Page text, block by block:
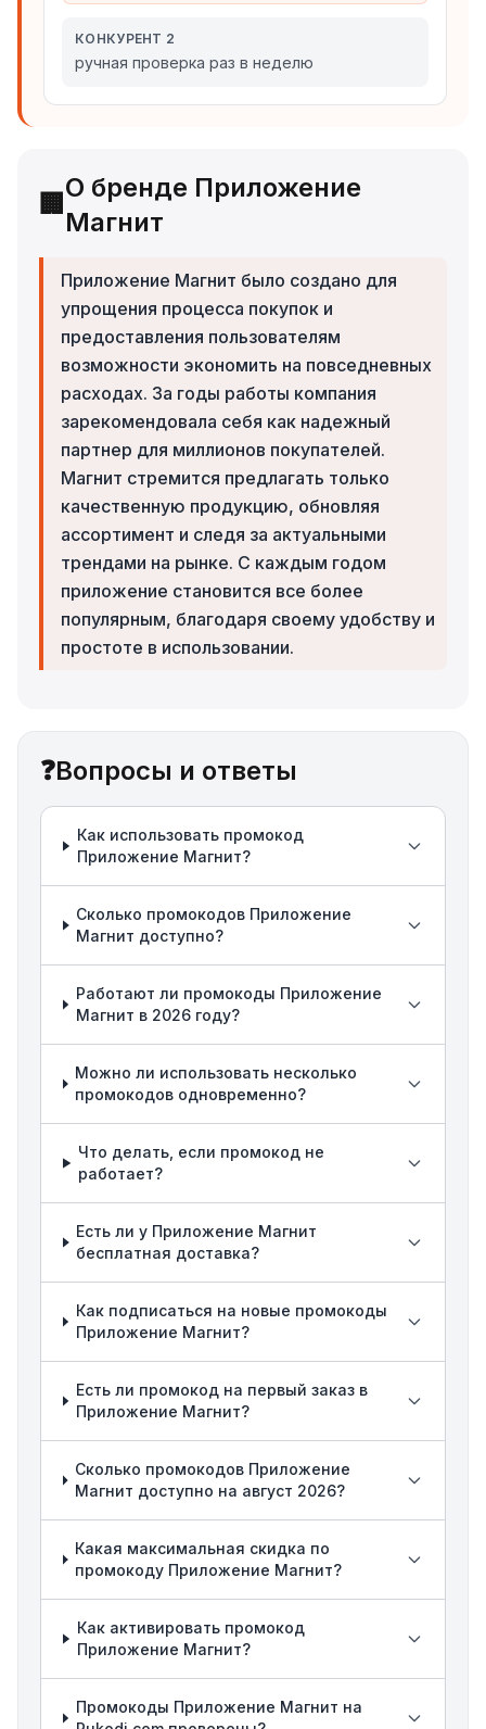
КОНКУРЕНТ 2
ручная проверка раз в неделю
🏢
О бренде Приложение
Магнит
Приложение Магнит было создано для
упрощения процесса покупок и
предоставления пользователям
возможности экономить на повседневных
расходах. За годы работы компания
зарекомендовала себя как надежный
партнер для миллионов покупателей.
Магнит стремится предлагать только
качественную продукцию, обновляя
ассортимент и следя за актуальными
трендами на рынке. С каждым годом
приложение становится все более
популярным, благодаря своему удобству и
простоте в использовании.
❓Вопросы и ответы
Как использовать промокод
Приложение Магнит?
Сколько промокодов Приложение
Магнит доступно?
Работают ли промокоды Приложение
Магнит в 2026 году?
Можно ли использовать несколько
промокодов одновременно?
Что делать, если промокод не
работает?
Есть ли у Приложение Магнит
бесплатная доставка?
Как подписаться на новые промокоды
Приложение Магнит?
Есть ли промокод на первый заказ в
Приложение Магнит?
Сколько промокодов Приложение
Магнит доступно на август 2026?
Какая максимальная скидка по
промокоду Приложение Магнит?
Как активировать промокод
Приложение Магнит?
Промокоды Приложение Магнит на